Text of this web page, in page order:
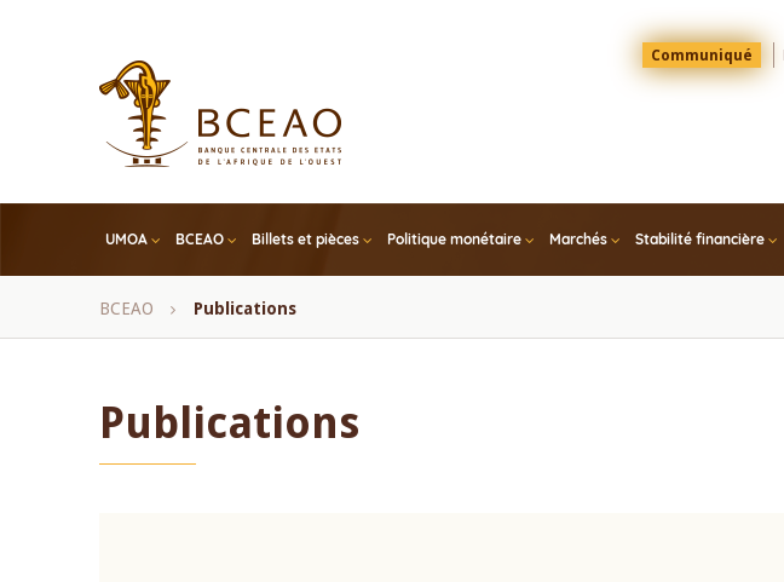
Menu
Top
Communiqué
UMOA BCEAO Billets et pièces Politique monétaire Marchés Stabilité financière
Fil
BCEAO Publications
Publications